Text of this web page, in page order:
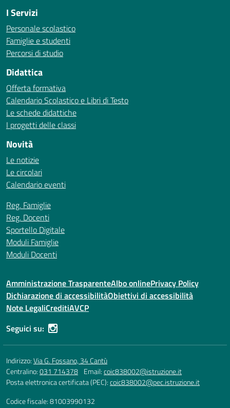
I Servizi
Personale scolastico
Famiglie e studenti
Percorsi di studio
Didattica
Offerta formativa
Calendario Scolastico e Libri di Testo
Le schede didattiche
I progetti delle classi
Novità
Le notizie
Le circolari
Calendario eventi
Reg. Famiglie
Reg. Docenti
Sportello Digitale
Moduli Famiglie
Moduli Docenti
Amministrazione TrasparenteAlbo onlinePrivacy Policy
Dichiarazione di accessibilitàObiettivi di accessibilità
Note LegaliCreditiAVCP
Seguici su:
Indirizzo:Via G. Fossano, 34 Cantù
Centralino:031 714378 Email:coic838002@istruzione.it
Posta elettronica certificata (PEC):coic838002@pec.istruzione.it
Codice fiscale: 81003990132